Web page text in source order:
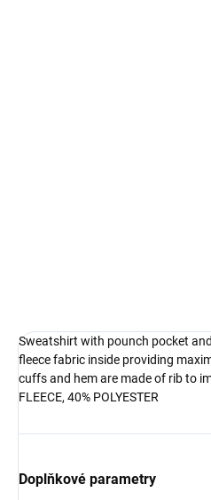
Sweatshirt with pounch pocket
fleece fabric inside providing
cuffs and hem are made of rib to
FLEECE, 40% POLYESTER
Doplňkové parametry